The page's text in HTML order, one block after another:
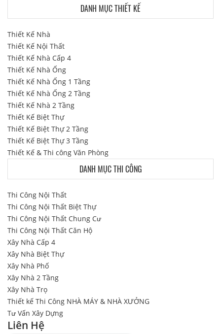
DANH MỤC THIẾT KẾ
Thiết Kế Nhà
Thiết Kế Nội Thất
Thiết Kế Nhà Cấp 4
Thiết Kế Nhà Ống
Thiết Kế Nhà Ống 1 Tầng
Thiết Kế Nhà Ống 2 Tầng
Thiết Kế Nhà 2 Tầng
Thiết Kế Biệt Thự
Thiết Kế Biệt Thự 2 Tầng
Thiết Kế Biệt Thự 3 Tầng
Thiết Kế & Thi công Văn Phòng
DANH MỤC THI CÔNG
Thi Công Nội Thất
Thi Công Nội Thất Biệt Thự
Thi Công Nội Thất Chung Cư
Thi Công Nội Thất Căn Hộ
Xây Nhà Cấp 4
Xây Nhà Biệt Thự
Xây Nhà Phố
Xây Nhà 2 Tầng
Xây Nhà Trọ
Thiết kế Thi Công NHÀ MÁY & NHÀ XƯỞNG
Tư Vấn Xây Dựng
Liên Hệ